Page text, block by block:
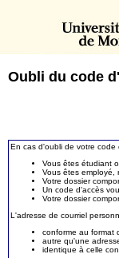
Oubli du code
En cas d'oubli de votre code
Vous êtes étudiant
Vous êtes employé,
Votre dossier
Un code d'accès
Votre dossier
L'adresse de courriel
conforme au format
autre qu'une
identique à celle